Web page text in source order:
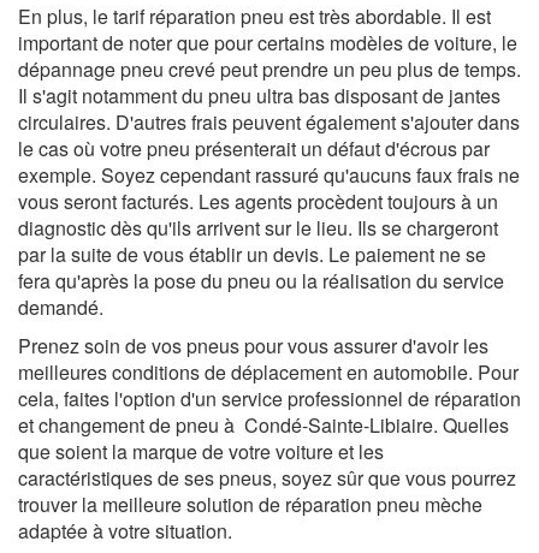
En plus, le tarif réparation pneu est très abordable. Il est
important de noter que pour certains modèles de voiture, le
dépannage pneu crevé peut prendre un peu plus de temps.
Il s'agit notamment du pneu ultra bas disposant de jantes
circulaires. D'autres frais peuvent également s'ajouter dans
le cas où votre pneu présenterait un défaut d'écrous par
exemple. Soyez cependant rassuré qu'aucuns faux frais ne
vous seront facturés. Les agents procèdent toujours à un
diagnostic dès qu'ils arrivent sur le lieu. Ils se chargeront
par la suite de vous établir un devis. Le paiement ne se
fera qu'après la pose du pneu ou la réalisation du service
demandé.
Prenez soin de vos pneus pour vous assurer d'avoir les
meilleures conditions de déplacement en automobile. Pour
cela, faites l'option d'un service professionnel de réparation
et changement de pneu à Condé-Sainte-Libiaire. Quelles
que soient la marque de votre voiture et les
caractéristiques de ses pneus, soyez sûr que vous pourrez
trouver la meilleure solution de réparation pneu mèche
adaptée à votre situation.